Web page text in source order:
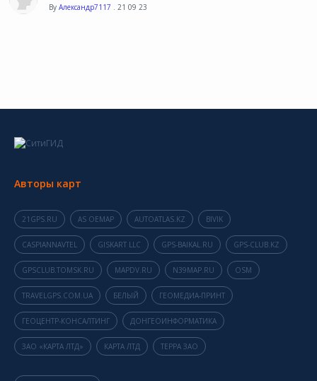
By Александр7117 . 21 09 23
Авторы карт
21GPS.RU AS OEMAP AUTOATLAS.KZ BIVIK
CASPIANNAVTEL GISKART LLC GPS-BAIKAL.RU GPS-CLUB.KZ
GPSCLUB.TOMSK.RU MAPDV.RU N39MAP.RU OSM
TRAVELGPS.COM.UA БЕЛЫЙ ГЕОМЕДИА-ПРИНТ
ГЕОЦЕНТР-КОНСАЛТИНГ ДОНГЕОИНФОРМАТИКА
ЗАО «КАРТА ЛТД» КАРТА ЛТД ТЕРРА ЗАО